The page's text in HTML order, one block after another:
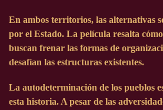
En ambos territorios, las alternativas
por el Estado. La película resalta cómo
buscan frenar las formas de
desafían las estructuras existentes.
La autodeterminación de los pueblos
esta historia. A pesar de las